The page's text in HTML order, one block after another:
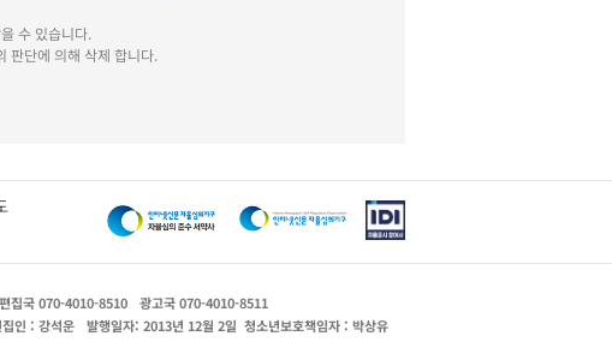
수 있습니다.
판단에 의해 삭제 합니다.
편집국 070-4010-8510
광고국 070-4010-8511
집인 : 강석운 발행일자: 2013년 12월 2일 청소년보호책임자 : 박상유